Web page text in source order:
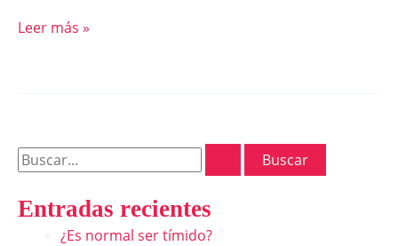
Leer más »
Entradas recientes
¿Es normal ser tímido?